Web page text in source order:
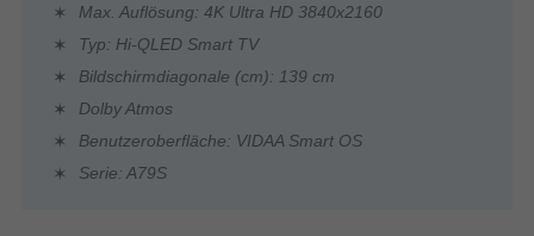
Max. Auflösung: 4K Ultra HD 3840x2160
Typ: Hi-QLED Smart TV
Bildschirmdiagonale (cm): 139 cm
Dolby Atmos
Benutzeroberfläche: VIDAA Smart OS
Serie: A79S